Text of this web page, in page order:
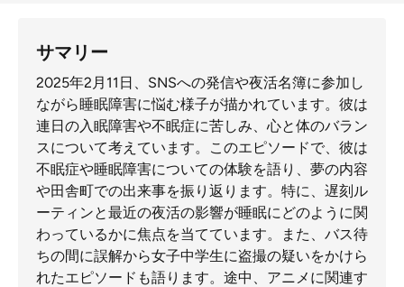
サマリー
2025年2月11日、SNSへの発信や夜活名簿に参加し
ながら睡眠障害に悩む様子が描かれています。彼は
連日の入眠障害や不眠症に苦しみ、心と体のバラン
スについて考えています。このエピソードで、彼は
不眠症や睡眠障害についての体験を語り、夢の内容
や田舎町での出来事を振り返ります。特に、遅刻ル
ーティンと最近の夜活の影響が睡眠にどのように関
わっているかに焦点を当てています。また、バス待
ちの間に誤解から女子中学生に盗撮の疑いをかけら
れたエピソードも語ります。途中、アニメに関連す